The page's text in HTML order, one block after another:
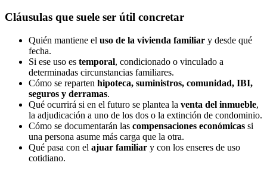
Cláusulas que suele ser útil concretar
Quién mantiene el uso de la vivienda familiar y desde qué
fecha.
Si ese uso es temporal, condicionado o vinculado a
determinadas circunstancias familiares.
Cómo se reparten hipoteca, suministros, comunidad, IBI,
seguros y derramas.
Qué ocurrirá si en el futuro se plantea la venta del inmueble,
la adjudicación a uno de los dos o la extinción de condominio.
Cómo se documentarán las compensaciones económicas si
una persona asume más carga que la otra.
Qué pasa con el ajuar familiar y con los enseres de uso
cotidiano.